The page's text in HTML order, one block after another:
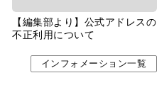
【編集部より】公式アドレスの
不正利用について
インフォメーション一覧